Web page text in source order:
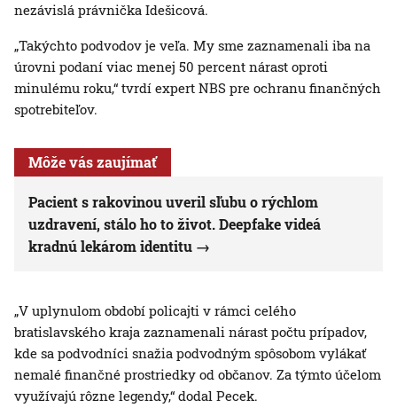
nezávislá právnička Idešicová.
„Takýchto podvodov je veľa. My sme zaznamenali iba na
úrovni podaní viac menej 50 percent nárast oproti
minulému roku,“ tvrdí expert NBS pre ochranu finančných
spotrebiteľov.
Môže vás zaujímať
Pacient s rakovinou uveril sľubu o rýchlom
uzdravení, stálo ho to život. Deepfake videá
kradnú lekárom identitu
„V uplynulom období policajti v rámci celého
bratislavského kraja zaznamenali nárast počtu prípadov,
kde sa podvodníci snažia podvodným spôsobom vylákať
nemalé finančné prostriedky od občanov. Za týmto účelom
využívajú rôzne legendy,“ dodal Pecek.